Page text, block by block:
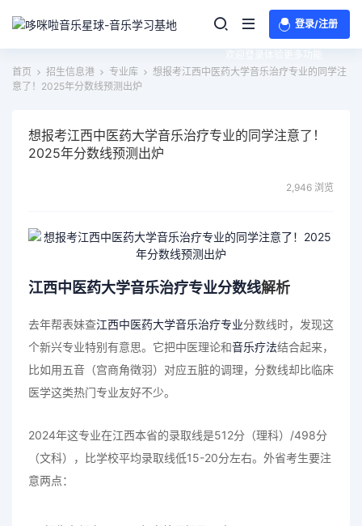
登录/注册
首页 招生信息港 专业库
想报考江西中医药大学音乐治疗专业的同学注
意了！2025年分数线预测出炉
想报考江西中医药大学音乐治疗专业的同学注意了！
2025年分数线预测出炉
2,946 浏览
江西中医药大学音乐治疗专业分数线解析
去年帮表妹查江西中医药大学音乐治疗专业分数线时，发现这
个新兴专业特别有意思。它把中医理论和音乐疗法结合起来，
比如用五音（宫商角徵羽）对应五脏的调理，分数线却比临床
医学这类热门专业友好不少。
2024年这专业在江西本省的录取线是512分（理科）/498分
（文科），比学校平均录取线低15-20分左右。外省考生要注
意两点：